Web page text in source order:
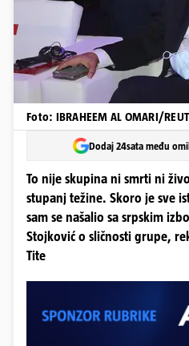
Foto: IBRAHEEM AL OMARI/
Dodaj 24sata među
To nije skupina ni smrti ni
stupanj težine. Skoro je sve
sam se našalio sa srpskim
Stojković o sličnosti grupe,
Tite